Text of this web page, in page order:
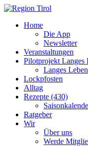
Home
Die App
Newsletter
Veranstaltungen
Pilotprojekt Langes
Langes
Lockpfosten
Alltag
Rezepte (430)
Ratgeber
Wir
Über uns
Werde